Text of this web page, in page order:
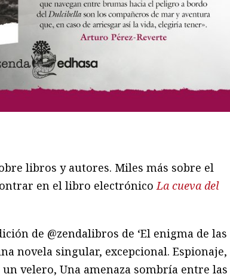
libros y autores. Miles más sobre el
en el libro electrónicoLa cueva del
de @zendalibros de ‘El enigma de las
novela singular, excepcional. Espionaje,
velero, Una amenaza sombría entre las